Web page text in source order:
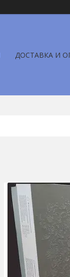
ДОСТАВКА И